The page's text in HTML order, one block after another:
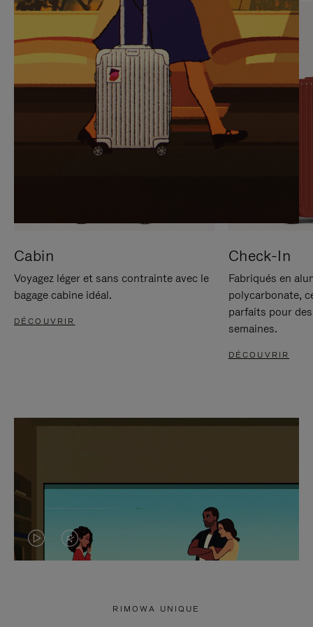
SUR
POUR
METTRE
PAUSE
VEUILLEZ
CLIQUER
POUR
RÉACTIVER
LE
SON
Cabin
Voyagez léger et sans contrainte avec le
bagage cabine idéal.
DÉCOUVRIR
Check-In
Fabriqués en
polycarbonate,
parfaits pour
semaines.
DÉCOUVRIR
LA LE
RIMOWA UNIQUE